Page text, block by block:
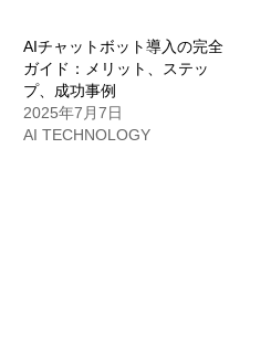
AIチャットボット導入の完全
ガイド：メリット、ステッ
プ、成功事例
2025年7月7日
AI TECHNOLOGY